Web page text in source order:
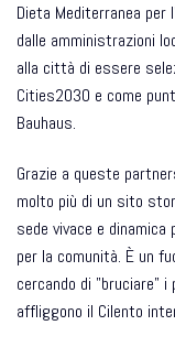
Dieta Mediterranea
dalle amministrazioni
alla città di essere
Cities2030 e come
Bauhaus.
Grazie a queste
molto più di un sito
sede vivace e
per la comunità. È un
cercando di "bruciare" i
affliggono il Cilento